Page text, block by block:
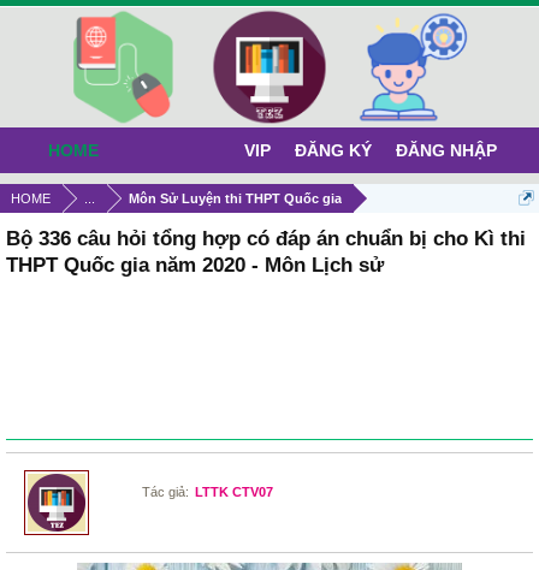
HOME Môn Sử Luyện thi THPT Quốc gia
Bộ 336 câu hỏi tổng hợp có đáp án chuẩn bị cho Kì thi
THPT Quốc gia năm 2020 - Môn Lịch sử
Tác giả: LTTK CTV07
HOME VIP ĐĂNG KÝ ĐĂNG NHẬP